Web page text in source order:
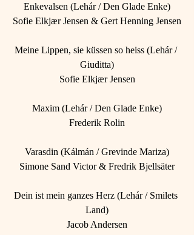
Enkevalsen (Lehár / Den Glade Enke)
Sofie Elkjær Jensen & Gert Henning Jensen
Meine Lippen, sie küssen so heiss (Lehár /
Giuditta)
Sofie Elkjær Jensen
Maxim (Lehár / Den Glade Enke)
Frederik Rolin
Varasdin (Kálmán / Grevinde Mariza)
Simone Sand Victor & Fredrik Bjellsäter
Dein ist mein ganzes Herz (Lehár / Smilets
Land)
Jacob Andersen